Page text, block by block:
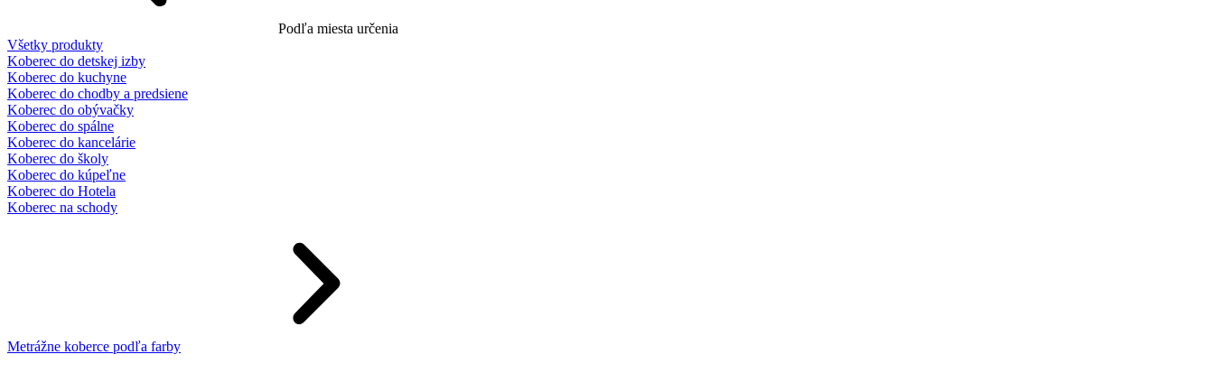
Podľa miesta určenia
Všetky produkty
Koberec do detskej izby
Koberec do kuchyne
Koberec do chodby a predsiene
Koberec do obývačky
Koberec do spálne
Koberec do kancelárie
Koberec do školy
Koberec do kúpeľne
Koberec do Hotela
Koberec na schody
Metrážne koberce podľa farby